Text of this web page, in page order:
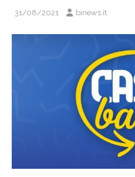
31/08/2021 binews.it